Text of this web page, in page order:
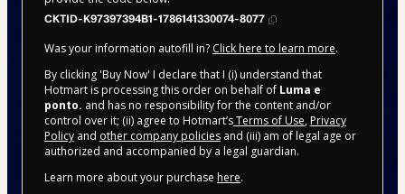
CKTID-K97397394B1-1786141330074-8077
Was your information autofill in? Click here to learn more.
By clicking 'Buy Now' I declare that I (i) understand that
Hotmart is processing this order on behalf of Luma e
ponto. and has no responsibility for the content and/or
control over it; (ii) agree to Hotmart’sTerms of Use, Privacy
Policy and other company policies and (iii) am of legal age or
authorized and accompanied by a legal guardian.
Learn more about your purchase here.